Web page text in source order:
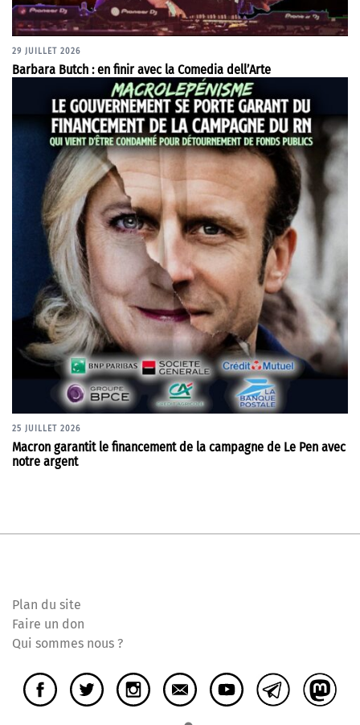
29 JUILLET 2026
Barbara Butch : en finir avec la Comedia dell’Arte
25 JUILLET 2026
Macron garantit le financement de la campagne de Le Pen avec
notre argent
Plan du site
Faire un don
Qui sommes nous ?